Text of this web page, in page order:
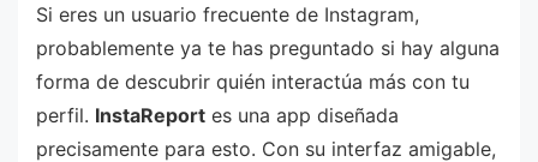
Si eres un usuario frecuente de Instagram,
probablemente ya te has preguntado si hay alguna
forma de descubrir quién interactúa más con tu
perfil. InstaReport es una app diseñada
precisamente para esto. Con su interfaz amigable,